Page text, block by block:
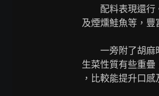
配料表現還行。
及煙燻鮭魚等，豐
一旁附了胡麻時
生菜性質有些重
，比較能提升口感